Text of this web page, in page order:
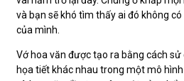
và bạn sẽ khó tìm thấy ai đó không
của mình.
Vớ hoa văn được tạo ra bằng cách
họa tiết khác nhau trong một mô